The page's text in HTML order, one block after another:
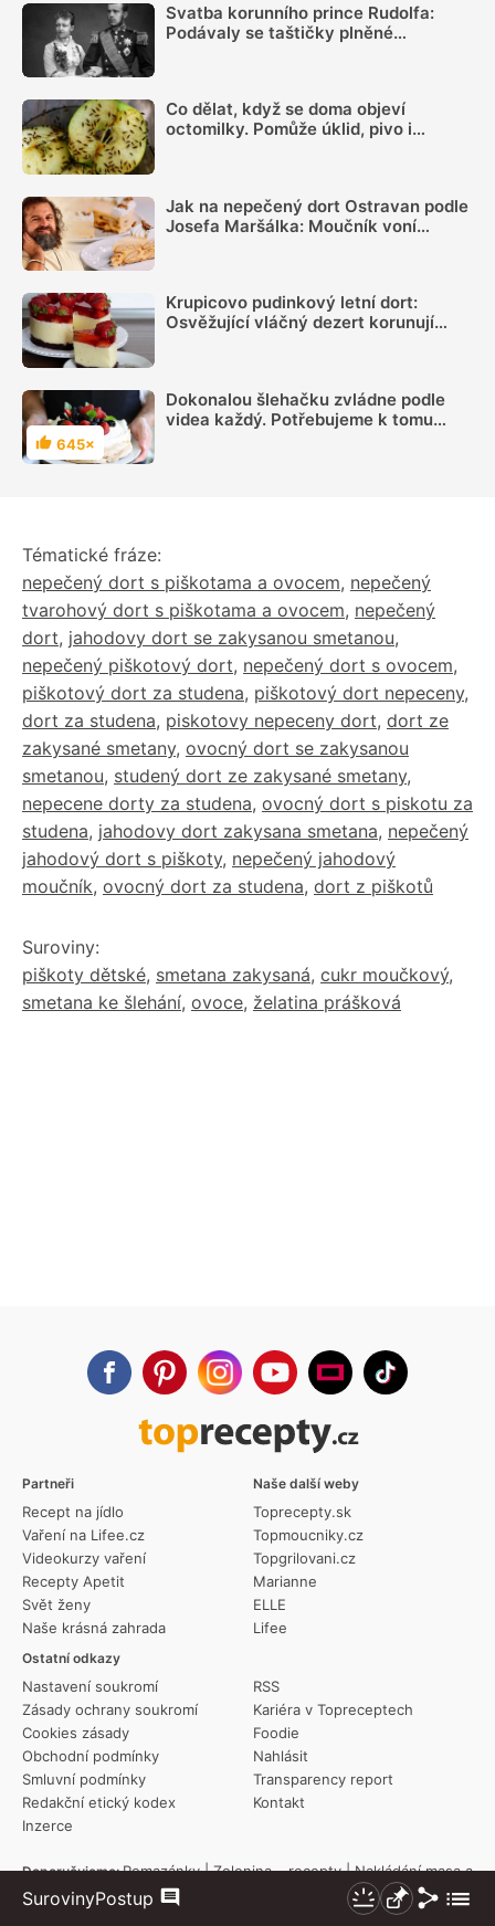
Svatba korunního prince Rudolfa:
Podávaly se taštičky plněné
Co dělat, když se doma objeví
octomilky. Pomůže úklid, pivo i
Jak na nepečený dort Ostravan podle
Josefa Maršálka: Moučník voní
Krupicovo pudinkový letní dort:
Osvěžující vláčný dezert korunují
Hodnocení
645×
Dokonalou šlehačku zvládne podle
videa každý. Potřebujeme k tomu
SurovinyPostup Komentáře
Nezhasínat
Připnout
Sdílet
Tématické fráze:
nepečený dort s piškotama a ovocem, nepečený
tvarohový dort s piškotama a ovocem, nepečený
dort, jahodovy dort se zakysanou smetanou,
nepečený piškotový dort, nepečený dort s ovocem,
piškotový dort za studena, piškotový dort nepeceny,
dort za studena, piskotovy nepeceny dort, dort ze
zakysané smetany, ovocný dort se zakysanou
smetanou, studený dort ze zakysané smetany,
nepecene dorty za studena, ovocný dort s piskotu za
studena, jahodovy dort zakysana smetana, nepečený
jahodový dort s piškoty, nepečený jahodový
moučník, ovocný dort za studena, dort z piškotů
Suroviny:
piškoty dětské, smetana zakysaná, cukr moučkový,
smetana ke šlehání, ovoce, želatina prášková
Partneři
Recept na jídlo
Vaření na Lifee.cz
Videokurzy vaření
Recepty Apetit
Svět ženy
Naše krásná zahrada
Ostatní odkazy
Nastavení soukromí
Zásady ochrany soukromí
Cookies zásady
Obchodní podmínky
Smluvní podmínky
Redakční etický kodex
Inzerce
RSS
Kariéra v Topreceptech
Foodie
Nahlásit
Transparency report
Kontakt
Naše další weby
Toprecepty.sk
Topmoucniky.cz
Topgrilovani.cz
Marianne
ELLE
Lifee
Doporučujeme:Pomazánky|Zelenina – recepty|Nakládání masa a
potravin|Tortilla|Dezerty a zákusky Jak na odpalované těsto|
Americké brambory
Co se děje na zahradě|Svíčková